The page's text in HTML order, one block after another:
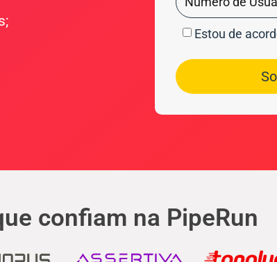
Estou de
confiam na PipeRun